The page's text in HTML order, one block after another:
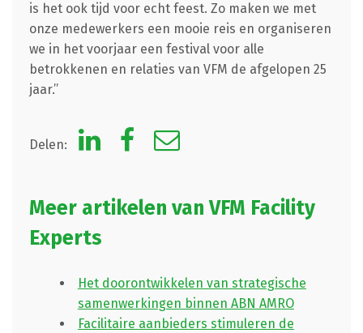
is het ook tijd voor echt feest. Zo maken we met
onze medewerkers een mooie reis en organiseren
we in het voorjaar een festival voor alle
betrokkenen en relaties van VFM de afgelopen 25
jaar.’’
Delen:
Meer artikelen van VFM Facility
Experts
Het doorontwikkelen van strategische
samenwerkingen binnen ABN AMRO
Facilitaire aanbieders stimuleren de